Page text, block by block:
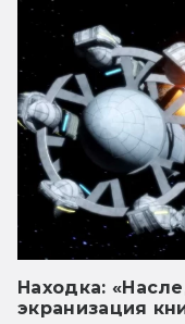
Находка:
экранизация